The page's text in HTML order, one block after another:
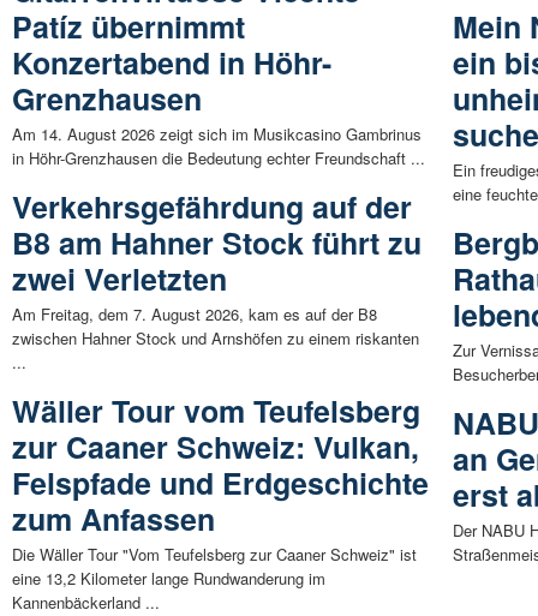
Patíz übernimmt
Konzertabend in Höhr-
Grenzhausen
Am 14. August 2026 zeigt sich im Musikcasino Gambrinus
in Höhr-Grenzhausen die Bedeutung echter Freundschaft ...
Verkehrsgefährdung auf der
B8 am Hahner Stock führt zu
zwei Verletzten
Am Freitag, dem 7. August 2026, kam es auf der B8
zwischen Hahner Stock und Arnshöfen zu einem riskanten
...
Wäller Tour vom Teufelsberg
zur Caaner Schweiz: Vulkan,
Felspfade und Erdgeschichte
zum Anfassen
Die Wäller Tour "Vom Teufelsberg zur Caaner Schweiz" ist
eine 13,2 Kilometer lange Rundwanderung im
Kannenbäckerland ...
Mein
ein
Ein
eine
Zur
an
erst
Der NABU